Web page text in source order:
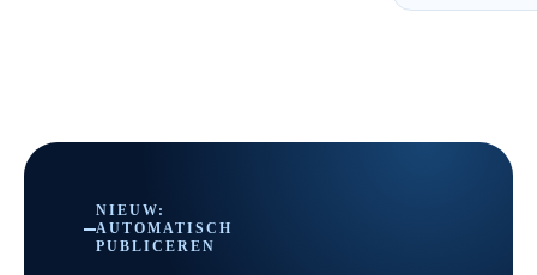
NIEUW:
AUTOMATISCH
PUBLICEREN